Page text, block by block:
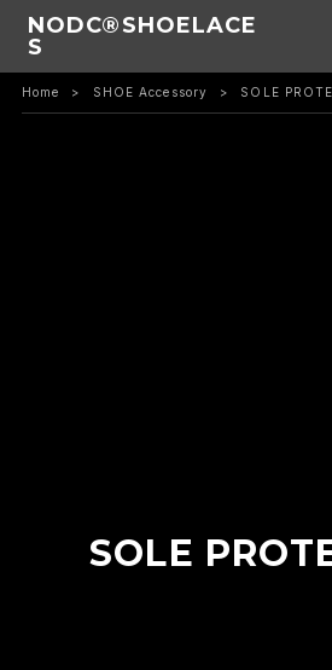
NODC®SHOELACE
S
Home SHOE Accessory SOLE
SOLE